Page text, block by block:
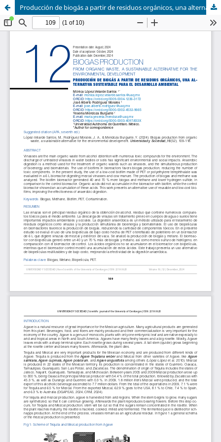
Producción de biogás a partir de residuos orgánicos, una alternativa sustentable para el desarrollo ambiental